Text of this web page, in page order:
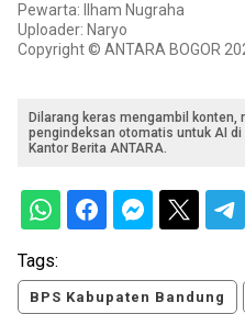
Pewarta: Ilham Nugraha
Uploader: Naryo
Copyright © ANTARA BOGOR
Dilarang keras mengambil konten,
pengindeksan otomatis untuk AI
Kantor Berita ANTARA.
Tags:
BPS Kabupaten Bandung